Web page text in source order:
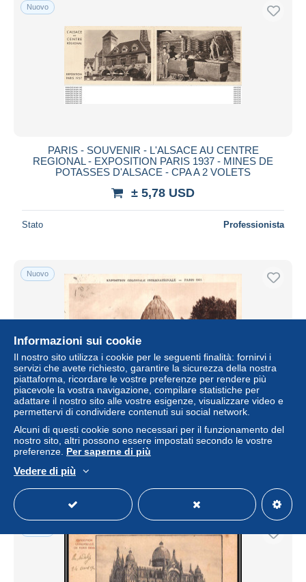
Nuovo
PARIS - SOUVENIR - L'ALSACE AU CENTRE
REGIONAL - EXPOSITION PARIS 1937 - MINES DE
POTASSES D'ALSACE - CPA A 2 VOLETS
± 5,78 USD
Stato Professionista
Nuovo
75-PARIS EXPOSITION COLONIALE INTERNATIONALE
1931 PAVILLON DE L A E F-N°T5222-F/0377
± 6,93 USD
Informazioni sui cookie
Il nostro sito utilizza i cookie per le seguenti finalità: fornirvi i
servizi che avete richiesto, garantire la sicurezza della nostra
piattaforma, ricordare le vostre preferenze per rendere più
piacevole la vostra navigazione, compilare statistiche per
adattare il nostro sito alle vostre esigenze, visualizzare video e
permettervi di condividere contenuti sui social network.
Alcuni di questi cookie sono necessari per il funzionamento del
nostro sito, altri possono essere impostati secondo le vostre
preferenze. Per saperne di più
Vedere di più